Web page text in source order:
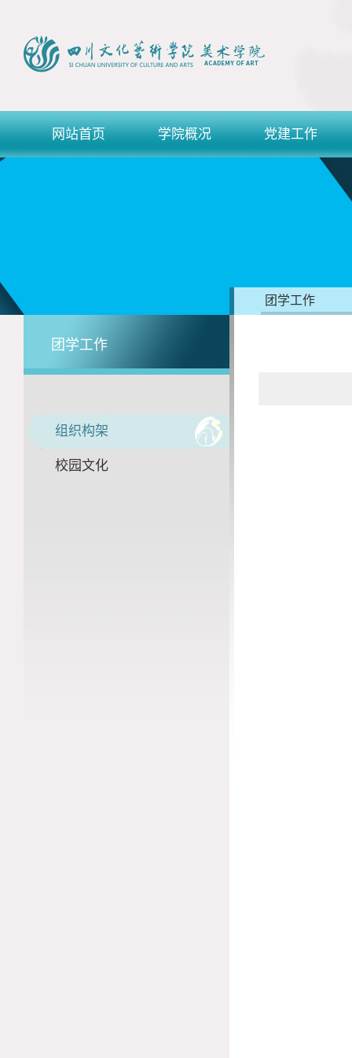
网站首页 学院概况 党建工作
团学工作
组织构架
校园文化
团学工作